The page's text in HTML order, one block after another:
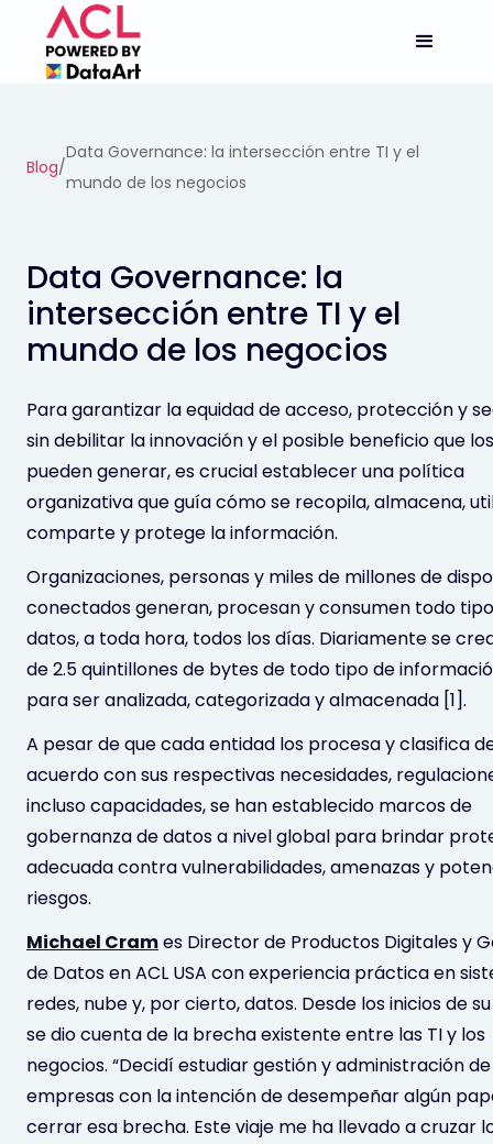
Blog/
Data Governance: la intersección entre TI y el
mundo de los negocios
Data Governance: la
intersección entre TI y el
mundo de los negocios
Para garantizar la equidad de acceso, protección y
sin debilitar la innovación y el posible beneficio que
pueden generar, es crucial establecer una política
organizativa que guía cómo se recopila, almacena,
comparte y protege la información.
Organizaciones, personas y miles de millones de
conectados generan, procesan y consumen todo
datos, a toda hora, todos los días. Diariamente se
de 2.5 quintillones de bytes de todo tipo de
para ser analizada, categorizada y almacenada [1].
A pesar de que cada entidad los procesa y clasifica
acuerdo con sus respectivas necesidades,
incluso capacidades, se han establecido marcos de
gobernanza de datos a nivel global para brindar
adecuada contra vulnerabilidades, amenazas y
riesgos.
Michael Crames Director de Productos Digitales y
de Datos en ACL USA con experiencia práctica en
redes, nube y, por cierto, datos. Desde los inicios de
se dio cuenta de la brecha existente entre las TI y los
negocios. “Decidí estudiar gestión y administración de
empresas con la intención de desempeñar algún
cerrar esa brecha. Este viaje me ha llevado a cruzar